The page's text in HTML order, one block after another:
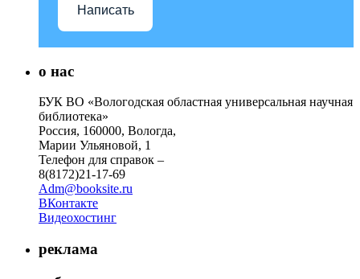
Написать
о нас
БУК ВО «Вологодская областная универсальная научная
библиотека»
Россия, 160000, Вологда,
Марии Ульяновой, 1
Телефон для справок –
8(8172)21-17-69
Adm@booksite.ru
ВКонтакте
Видеохостинг
реклама